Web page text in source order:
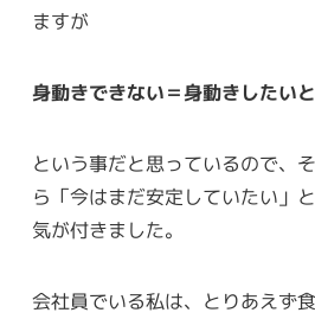
ますが
身動きできない＝身動きしたい
という事だと思っているので、
ら「今はまだ安定していたい」
気が付きました。
会社員でいる私は、とりあえず